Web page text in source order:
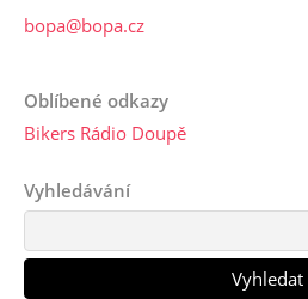
bopa@bopa.cz
Oblíbené odkazy
Bikers Rádio Doupě
Vyhledávání